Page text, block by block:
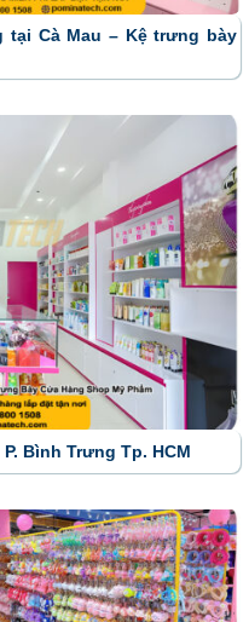
Cà Mau – Kệ trưng bày
Bình Trưng Tp. HCM